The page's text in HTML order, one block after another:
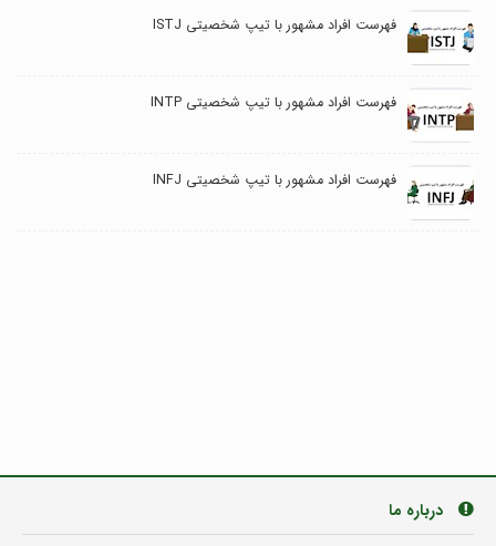
فهرست افراد مشهور با تیپ شخصیتی ISTJ
فهرست افراد مشهور با تیپ شخصیتی INTP
فهرست افراد مشهور با تیپ شخصیتی INFJ
درباره ما